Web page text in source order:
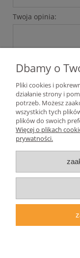
Twoja opinia:
Dbamy o
Pliki cookies i
działanie strony i
potrzeb. Możesz
wszystkich tych
plików do swoich
Więcej o plikach
prywatności.